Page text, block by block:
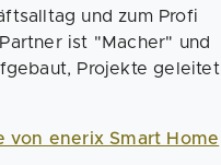
und zum Profi
ist "Macher" und
Projekte geleitet
von enerix Smart Home